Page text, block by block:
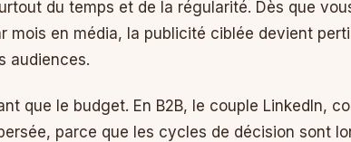
du temps et de la régularité. Dès que
mois en média, la publicité ciblée devient
audiences.
que le budget. En B2B, le couple LinkedIn,
parce que les cycles de décision sont